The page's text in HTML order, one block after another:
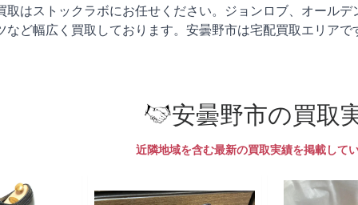
取はストックラボにお任せください。ジョンロブ、オール
など幅広く買取しております。安曇野市は宅配買取エリアで
安曇野市の買取
近隣地域を含む最新の買取実績を掲載して